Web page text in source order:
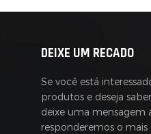
DEIXE UM RECADO
Se você está
produtos e deseja
deixe uma mensagem
responderemos o mais